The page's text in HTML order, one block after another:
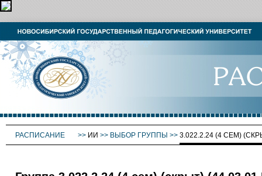
РАСПИСАНИЕ >> ИИ >> ВЫБОР ГРУППЫ >> 3.022.2.24 (4 СЕМ)